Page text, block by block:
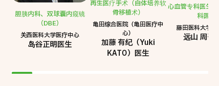
胆胰内科、双球囊内窥镜
（DBE）
关西医科大学医疗中心
岛谷正明医生
再生医疗手术（自体培养软
骨移植术）
亀田综合医院（亀田医疗中
心）
加藤 有纪（Yuki
KATO）医生
心血管专科医生
科医生
藤田医科大学
远山 周吾